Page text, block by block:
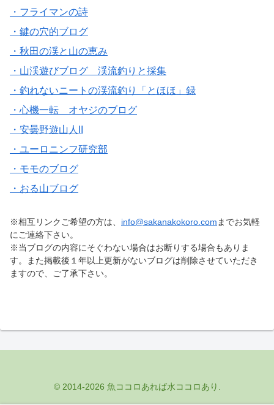
・フライマンの詩
・鍵の穴的ブログ
・秋田の渓と山の恵み
・山渓遊びブログ 渓流釣りと採集
・釣れないニートの渓流釣り「とほほ」録
・心機一転 オヤジのブログ
・安曇野遊山人II
・ユーロニンフ研究部
・モモのブログ
・おる山ブログ
※相互リンクご希望の方は、 info@sakanakokoro.com までお気軽
にご連絡下さい。
※当ブログの内容にそぐわない場合はお断りする場合もありま
す。また掲載後１年以上更新がないブログは削除させていただき
ますので、ご了承下さい。
© 2014-2026 魚ココロあれば水ココロあり.